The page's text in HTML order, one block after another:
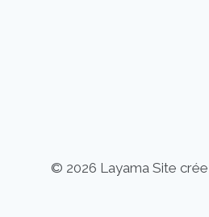
© 2026 Layama Site